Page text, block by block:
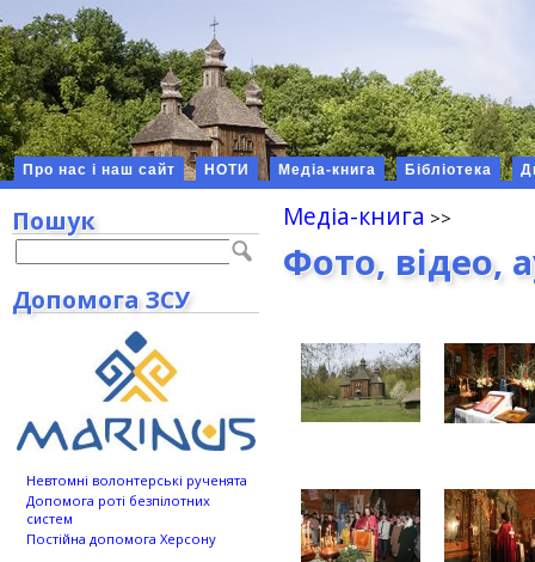
Про нас і наш сайт НОТИ Медіа-книга Бібліотека
Медіа-книга
Фото, відео,
Пошук
Допомога ЗСУ
Невтомні волонтерські рученята
Допомога роті безпілотних
систем
Постійна допомога Херсону